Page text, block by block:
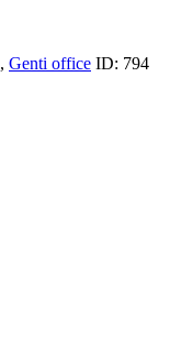
, Genti office ID: 794